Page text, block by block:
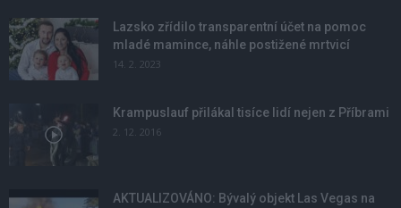
Lazsko zřídilo transparentní účet na pomoc
mladé mamince, náhle postižené mrtvicí
14. 2. 2023
Krampuslauf přilákal tisíce lidí nejen z Příbrami
2. 12. 2016
AKTUALIZOVÁNO: Bývalý objekt Las Vegas na